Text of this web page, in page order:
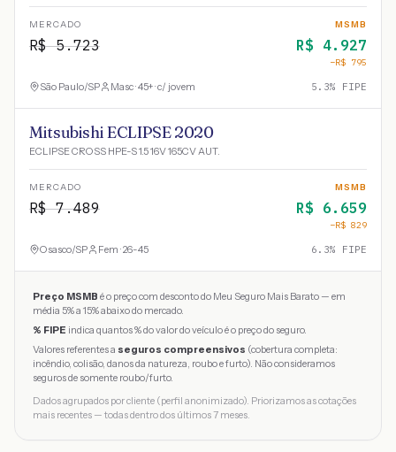
MERCADO
R$5.723
MSMB
R$ 4.927
−R$ 795
São Paulo/SP Masc · 45+ · c/ jovem 5.3% FIPE
Mitsubishi ECLIPSE 2020
ECLIPSE CROSS HPE-S 1.5 16V 165CV AUT.
MERCADO
R$7.489
MSMB
R$ 6.659
−R$ 829
Osasco/SP Fem · 26-45 6.3% FIPE
Preço MSMB é o preço com desconto do Meu Seguro Mais Barato — em
média 5% a 15% abaixo do mercado.
% FIPE indica quantos % do valor do veículo é o preço do seguro.
Valores referentes a seguros compreensivos (cobertura completa:
incêndio, colisão, danos da natureza, roubo e furto). Não consideramos
seguros de somente roubo/furto.
Dados agrupados por cliente (perfil anonimizado). Priorizamos as cotações
mais recentes — todas dentro dos últimos 7 meses.